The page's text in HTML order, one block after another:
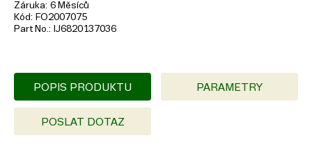
Záruka 6 Měsíců
Kód
FO2007075
Part No.
IJ6820137036
POPIS PRODUKTU PARAMETRY
POSLAT DOTAZ